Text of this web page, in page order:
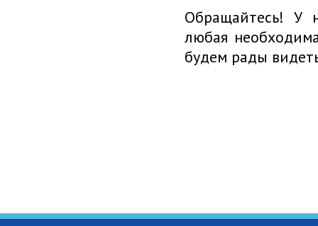
Обращайтесь! У
любая
будем рады